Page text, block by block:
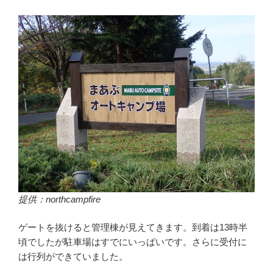
提供：northcampfire
ゲートを抜けると管理棟が見えてきます。到着は13時半
頃でしたが駐車場はすでにいっぱいです。さらに受付に
は行列ができていました。